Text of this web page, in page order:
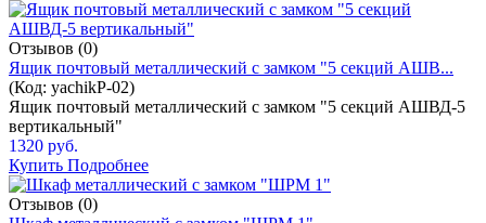
Отзывов (0)
Ящик почтовый металлический с замком "5 секций АШВ...
(Код: yachikP-02)
Ящик почтовый металлический с замком "5 секций АШВД-5
вертикальный"
1320 руб.
Купить Подробнее
Отзывов (0)